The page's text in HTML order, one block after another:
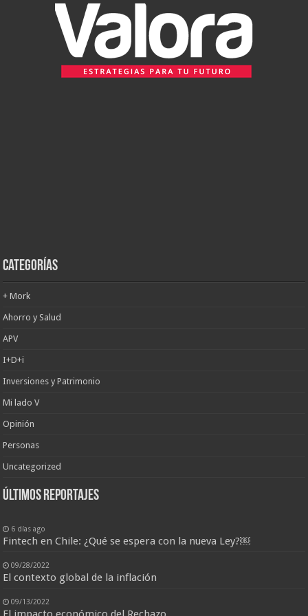
Categorías
+ Mork
Ahorro y Salud
APV
I+D+i
Inversiones y Patrimonio
Mi lado V
Opinión
Personas
Uncategorized
últimos reportajes
6 días ago
Fintech en Chile: ¿Qué se espera con la nueva Ley?￼
09/28/2022
El contexto global de la inflación
09/13/2022